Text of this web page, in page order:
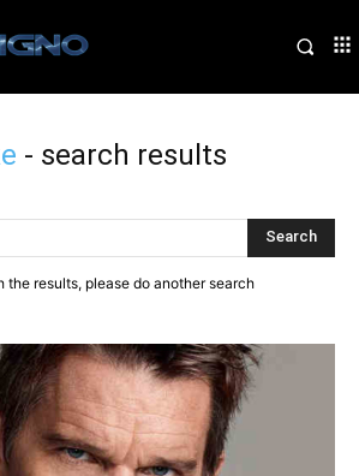
- search results
the results, please do another search